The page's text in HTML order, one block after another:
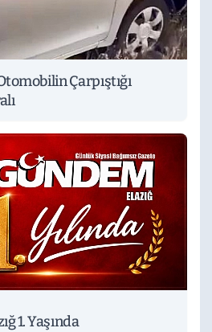
Çarpıştığı
1. Yaşında